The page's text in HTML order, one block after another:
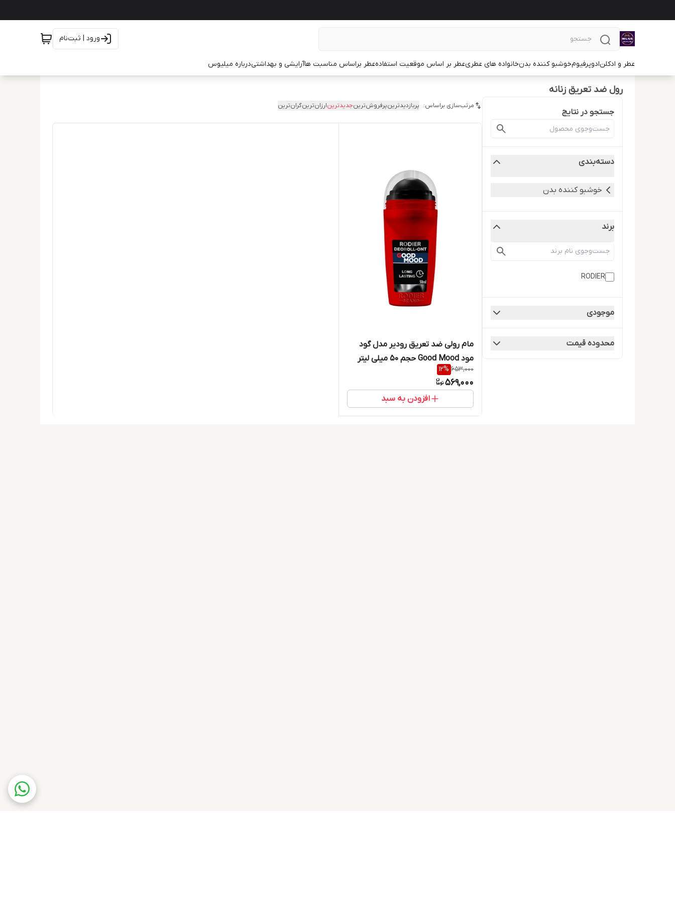
ورود | ثبت‌نام
عطر و ادکلنادوپرفیومخوشبو کننده بدنخانواده های عطریعطر بر اساس موقعیت استفادهعطر براساس مناسبت هاآرایشی و بهداشتیدرباره میلیوس
رول ضد تعریق زنانه
جستجو در نتایج
دسته‌بندی
خوشبو کننده بدن
برند
RODIER
موجودی
محدوده قیمت
مرتب‌سازی براساس: پربازدیدترینپرفروش‌ترینجدیدترینارزان‌ترینگران‌ترین
مام رولی ضد تعریق رودیر مدل گود
مود Good Mood حجم 50 میلی لیتر
653,000
12%
569,000
افزودن به سبد